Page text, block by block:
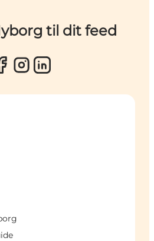
til dit feed